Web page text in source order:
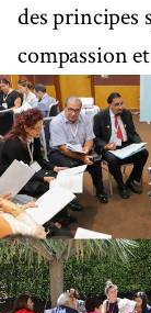
des principes
compassion